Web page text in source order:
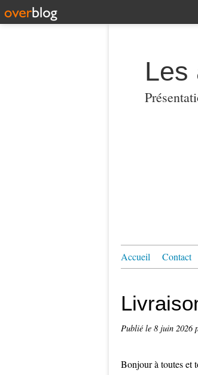
Les
Accueil Contact
Publié le 8 juin 2026
Bonjour à toutes et